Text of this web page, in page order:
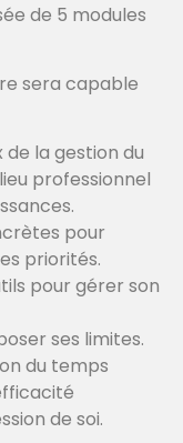
de 5 modules
sera capable
la gestion du
professionnel
pour
priorités.
pour gérer son
ses limites.
du temps
de soi.